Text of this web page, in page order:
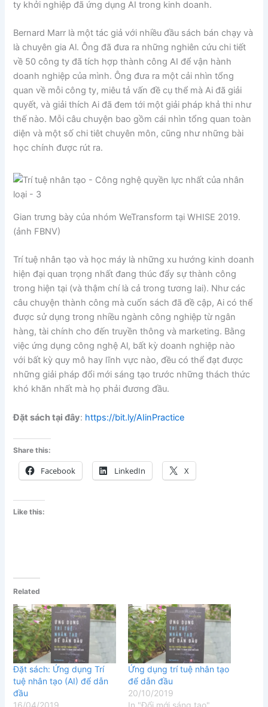
ty khởi nghiệp đã ứng dụng AI trong kinh doanh.
Bernard Marr là một tác giả với nhiều đầu sách bán chạy và
là chuyên gia Al. Ông đã đưa ra những nghiên cứu chi tiết
về 50 công ty đã tích hợp thành công AI để vận hành
doanh nghiệp của mình. Ông đưa ra một cải nhìn tổng
quan về mỗi công ty, miêu tả vấn đề cụ thể mà Ai đã giải
quyết, và giải thích Ai đã đem tới một giải pháp khả thi như
thế nào. Mỗi câu chuyện bao gồm cái nhìn tổng quan toàn
diện và một số chi tiêt chuyên môn, cũng như những bài
học chính được rút ra.
Gian trưng bày của nhóm WeTransform tại WHISE 2019.
(ảnh FBNV)
Trí tuệ nhân tạo và học máy là những xu hướng kinh doanh
hiện đại quan trọng nhất đang thúc đẩy sự thành công
trong hiện tại (và thậm chí là cả trong tương Iai). Như các
câu chuyện thành công mà cuốn sách đã đề cập, Ai có thể
được sử dụng trong nhiều ngành công nghiệp từ ngân
hàng, tài chính cho đến truyền thông và marketing. Bằng
việc ứng dụng công nghệ Al, bất kỳ doanh nghiệp nào
với bất kỳ quy mô hay lĩnh vực nào, đều có thể đạt được
những giải pháp đổi mới sáng tạo trước những thách thức
khó khăn nhất mà họ phải đương đầu.
Đặt sách tại đây: https://bit.ly/AIinPractice
Share this:
Facebook LinkedIn X
Like this:
Related
Đặt sách: Ứng dụng Trí
tuệ nhân tạo (AI) để dẫn
đầu
16/04/2019
Ứng dụng trí tuệ nhân tạo
để dẫn đầu
20/10/2019
In "Đổi mới sáng tạo"